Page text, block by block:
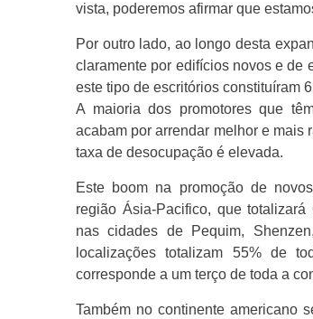
vista, poderemos afirmar que
Por outro lado, ao longo desta
claramente por edifícios novos e de
este tipo de escritórios constituíram
A maioria dos promotores que
acabam por arrendar melhor e mais
taxa de desocupação é elevada.
Este boom na promoção de
região Ásia-Pacifico, que
nas cidades de Pequim,
localizações totalizam 55% de
corresponde a um terço de toda a
Também no continente americano